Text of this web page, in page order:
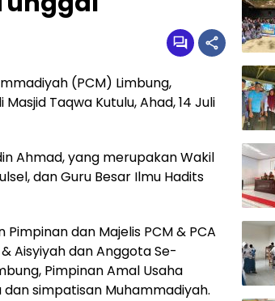
(PCM) Limbung,
Taqwa Kutulu, Ahad, 14 Juli
Ahmad, yang merupakan Wakil
dan Guru Besar Ilmu Hadits
dan Majelis PCM & PCA
Aisyiyah dan Anggota Se-
Pimpinan Amal Usaha
simpatisan Muhammadiyah.